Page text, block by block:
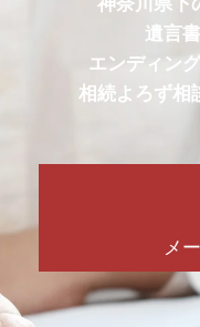
遺言
エンディン
相続よろず相
メ